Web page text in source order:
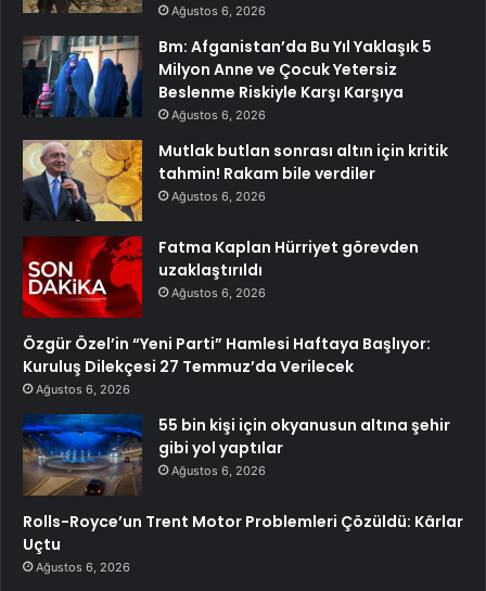
Ağustos 6, 2026
Bm: Afganistan’da Bu Yıl Yaklaşık 5
Milyon Anne ve Çocuk Yetersiz
Beslenme Riskiyle Karşı Karşıya
Ağustos 6, 2026
Mutlak butlan sonrası altın için kritik
tahmin! Rakam bile verdiler
Ağustos 6, 2026
Fatma Kaplan Hürriyet görevden
uzaklaştırıldı
Ağustos 6, 2026
Özgür Özel’in “Yeni Parti” Hamlesi Haftaya Başlıyor:
Kuruluş Dilekçesi 27 Temmuz’da Verilecek
Ağustos 6, 2026
55 bin kişi için okyanusun altına şehir
gibi yol yaptılar
Ağustos 6, 2026
Rolls-Royce’un Trent Motor Problemleri Çözüldü: Kârlar
Uçtu
Ağustos 6, 2026